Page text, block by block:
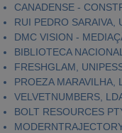
CANADENSE -
RUI PEDRO SARAIVA,
DMC VISION -
BIBLIOTECA
FRESHGLAM,
PROEZA MARAVILHA,
VELVETNUMBERS,
BOLT RESOURCES